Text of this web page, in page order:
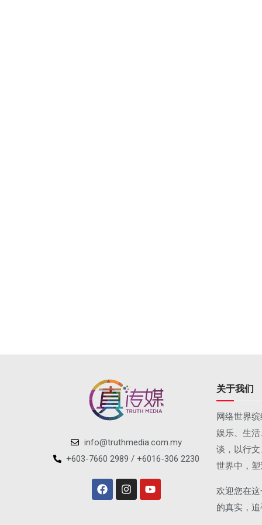
info@truthmedia.com.my
+603-7660 2989 / +6016-306 2230
关于我们
网络世界
娱乐、生
谈，以行
世界中，
欢迎您在
的真实，